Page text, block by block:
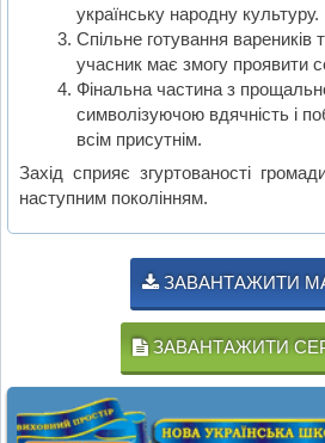
українську народну культуру.
Спільне готування вареників
учасник має змогу проявити
Фінальна частина з
символізуючою вдячність і
всім присутнім.
Захід сприяє згуртованості
наступним поколінням.
ЗАВАНТАЖИТИ
ЗАВАНТАЖИТИ